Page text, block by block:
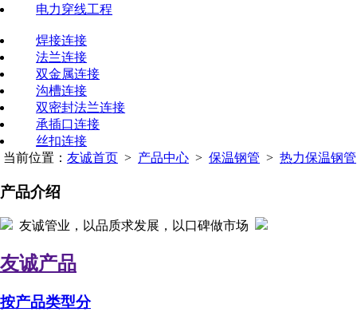
电力穿线工程
焊接连接
法兰连接
双金属连接
沟槽连接
双密封法兰连接
承插口连接
丝扣连接
当前位置： 友诚首页 > 产品中心 > 保温钢管 > 热力保温钢管
产品介绍
友诚管业，以品质求发展，以口碑做市场
友诚产品
按产品类型分